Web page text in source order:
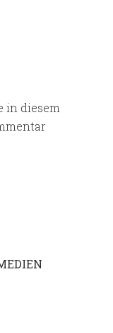
in diesem